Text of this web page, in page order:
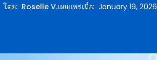
โดย: Roselle V.เผยแพร่เมื่อ:January 19, 2026